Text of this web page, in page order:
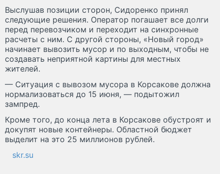
Выслушав позиции сторон, Сидоренко принял
следующие решения. Оператор погашает все долги
перед перевозчиком и переходит на синхронные
расчеты с ним. С другой стороны, «Новый город»
начинает вывозить мусор и по выходным, чтобы не
создавать неприятной картины для местных
жителей.
— Ситуация с вывозом мусора в Корсакове должна
нормализоваться до 15 июня, — подытожил
зампред.
Кроме того, до конца лета в Корсакове обустроят и
докупят новые контейнеры. Областной бюджет
выделит на это 25 миллионов рублей.
skr.su